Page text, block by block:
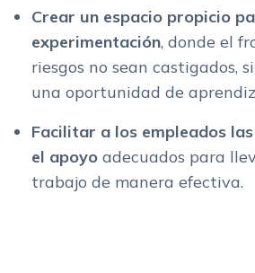
Crear un espacio propicio
experimentación, donde el
riesgos no sean castigados,
una oportunidad de
Facilitar a los empleados
el apoyo adecuados para
trabajo de manera efectiva.